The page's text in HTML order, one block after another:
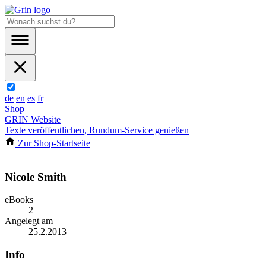
de en es fr
Shop
GRIN Website
Texte veröffentlichen, Rundum-Service genießen
Zur Shop-Startseite
Nicole Smith
eBooks
2
Angelegt am
25.2.2013
Info